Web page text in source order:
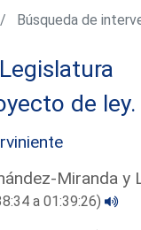
Búsqueda de
de ley.
Miranda y
a 01:39:26)